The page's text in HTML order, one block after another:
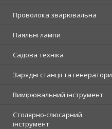
Проволока зварювальна
Паяльні лампи
Садова техніка
Зарядні станції та генератори
Вимірювальний інструмент
Столярно-слюсарний
інструмент